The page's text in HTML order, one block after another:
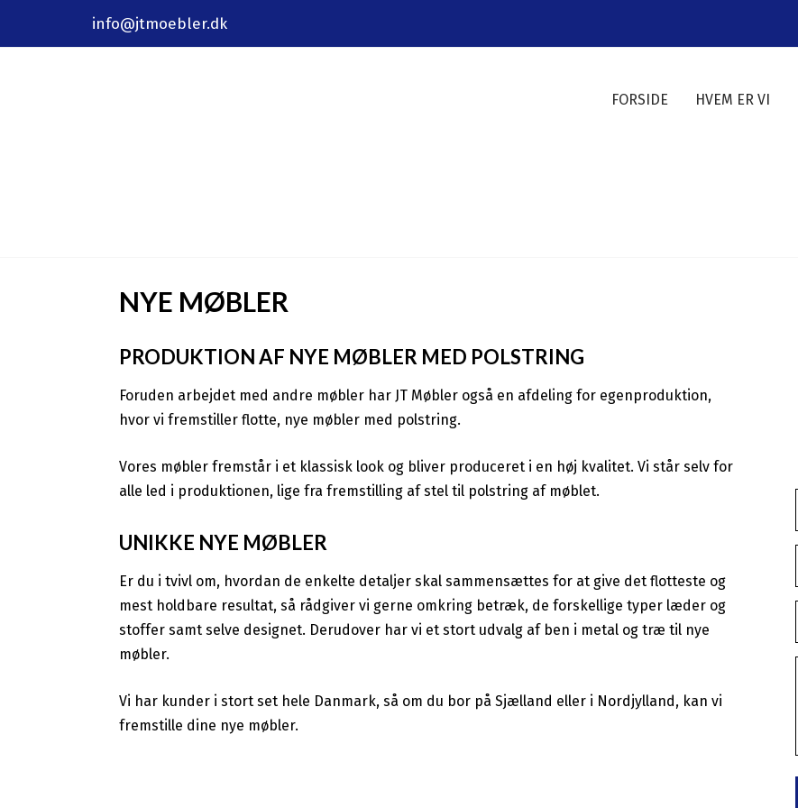
info@jtmoebler.dk
FORSIDE HVEM ER VI
NYE MØBLER
PRODUKTION AF NYE MØBLER MED POLSTRING
Foruden arbejdet med andre møbler har JT Møbler også en afdeling for egenproduktion,
hvor vi fremstiller flotte, nye møbler med polstring.
Vores møbler fremstår i et klassisk look og bliver produceret i en høj kvalitet. Vi står selv for
alle led i produktionen, lige fra fremstilling af stel til polstring af møblet.
UNIKKE NYE MØBLER
Er du i tvivl om, hvordan de enkelte detaljer skal sammensættes for at give det flotteste og
mest holdbare resultat, så rådgiver vi gerne omkring betræk, de forskellige typer læder og
stoffer samt selve designet. Derudover har vi et stort udvalg af ben i metal og træ til nye
møbler.
Vi har kunder i stort set hele Danmark, så om du bor på Sjælland eller i Nordjylland, kan vi
fremstille dine nye møbler.